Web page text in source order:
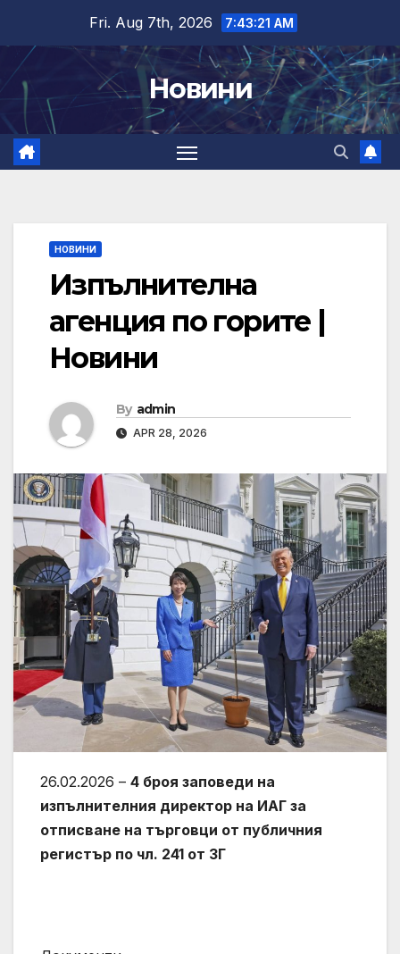
content
Fri. Aug 7th, 2026 7:43:22 AM
Новини
НОВИНИ
Изпълнителна
агенция по горите |
Новини
By admin
APR 28, 2026
26.02.2026 – 4 броя заповеди на
изпълнителния директор на ИАГ за
отписване на търговци от публичния
регистър по чл. 241 от ЗГ